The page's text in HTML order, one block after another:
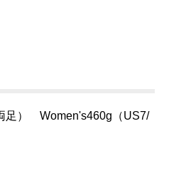
足） Women's460g（US7/